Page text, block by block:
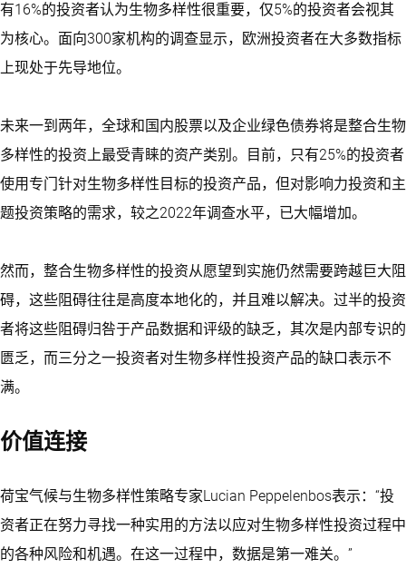
有16%的投资者认为生物多样性很重要，仅5%的投资者会视其
为核心。面向300家机构的调查显示，欧洲投资者在大多数指标
上现处于先导地位。
未来一到两年，全球和国内股票以及企业绿色债券将是整合生物
多样性的投资上最受青睐的资产类别。目前，只有25%的投资者
使用专门针对生物多样性目标的投资产品，但对影响力投资和主
题投资策略的需求，较之2022年调查水平，已大幅增加。
然而，整合生物多样性的投资从愿望到实施仍然需要跨越巨大阻
碍，这些阻碍往往是高度本地化的，并且难以解决。过半的投资
者将这些阻碍归咎于产品数据和评级的缺乏，其次是内部专识的
匮乏，而三分之一投资者对生物多样性投资产品的缺口表示不
满。
价值连接
荷宝气候与生物多样性策略专家Lucian Peppelenbos表示：“投
资者正在努力寻找一种实用的方法以应对生物多样性投资过程中
的各种风险和机遇。在这一过程中，数据是第一难关。”